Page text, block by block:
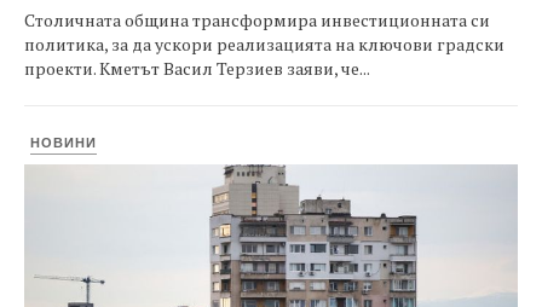
Столичната община трансформира инвестиционната си
политика, за да ускори реализацията на ключови градски
проекти. Кметът Васил Терзиев заяви, че...
НОВИНИ